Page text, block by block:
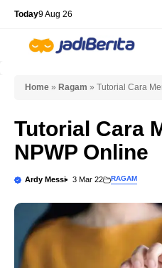
Skip
content
Today9 Aug 26
Home » Ragam » Tutorial Cara
Tutorial Cara
NPWP Online
Ardy Messi 3 Mar 22 RAGAM